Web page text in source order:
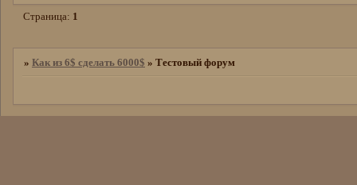
Страница: 1
» Как из 6$ сделать 6000$ » Тестовый форум